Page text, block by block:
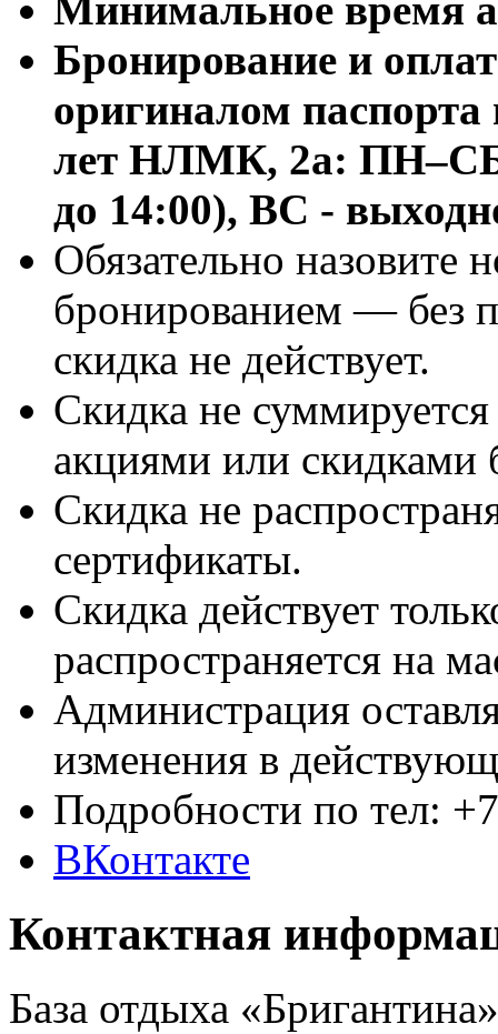
Бронирование и
оригиналом паспорта
лет НЛМК, 2а: ПН–СБ
до 14:00), ВC -
Обязательно назовите
бронированием — без
скидка не действует.
Скидка не
акциями или скидками
Скидка не
сертификаты.
Скидка действует
распространяется на
Администрация
изменения в
Подробности по тел:
ВКонтакте
Контактная
База отдыха «Бригантина»